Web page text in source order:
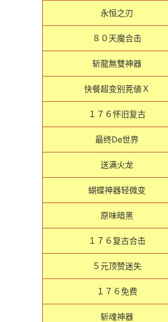
永恒之刃
８０天魔合击
斩龍無雙神器
快餐超变别茺値Ｘ
１７６怀旧复古
最终De世界
送满火龙
蝴蝶神器轻微变
原味暗黑
１７６复古合击
５元顶赞迷失
１７６免费
斩魂神器